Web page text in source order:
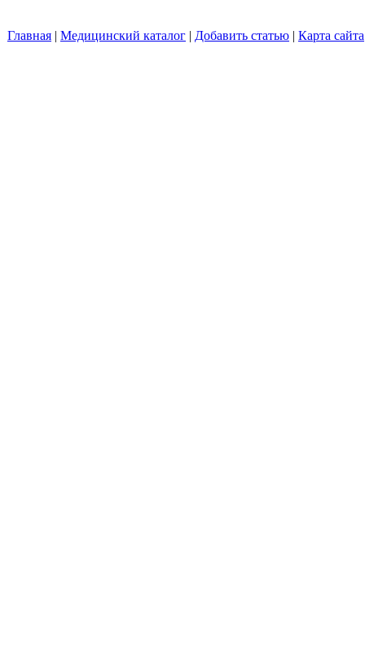
Главная | Медицинский каталог | Добавить статью | Карта сайта